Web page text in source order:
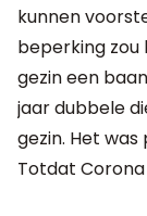
kunnen
beperking zou
gezin een
jaar dubbele
gezin. Het
Totdat